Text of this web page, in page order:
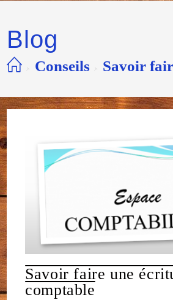
Blog
> Conseils > Savoir
Savoir faire une
comptable